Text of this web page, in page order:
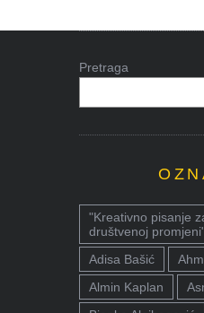
Pretraga
"Kreativno pisanje
društvenoj
Adisa Bašić
Almin Kaplan